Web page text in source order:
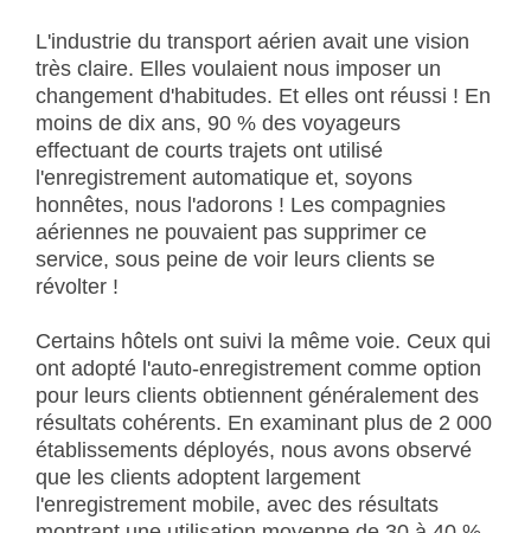
L'industrie du transport aérien avait une vision
très claire. Elles voulaient nous imposer un
changement d'habitudes. Et elles ont réussi ! En
moins de dix ans, 90 % des voyageurs
effectuant de courts trajets ont utilisé
l'enregistrement automatique et, soyons
honnêtes, nous l'adorons ! Les compagnies
aériennes ne pouvaient pas supprimer ce
service, sous peine de voir leurs clients se
révolter !
Certains hôtels ont suivi la même voie. Ceux qui
ont adopté l'auto-enregistrement comme option
pour leurs clients obtiennent généralement des
résultats cohérents. En examinant plus de 2 000
établissements déployés, nous avons observé
que les clients adoptent largement
l'enregistrement mobile, avec des résultats